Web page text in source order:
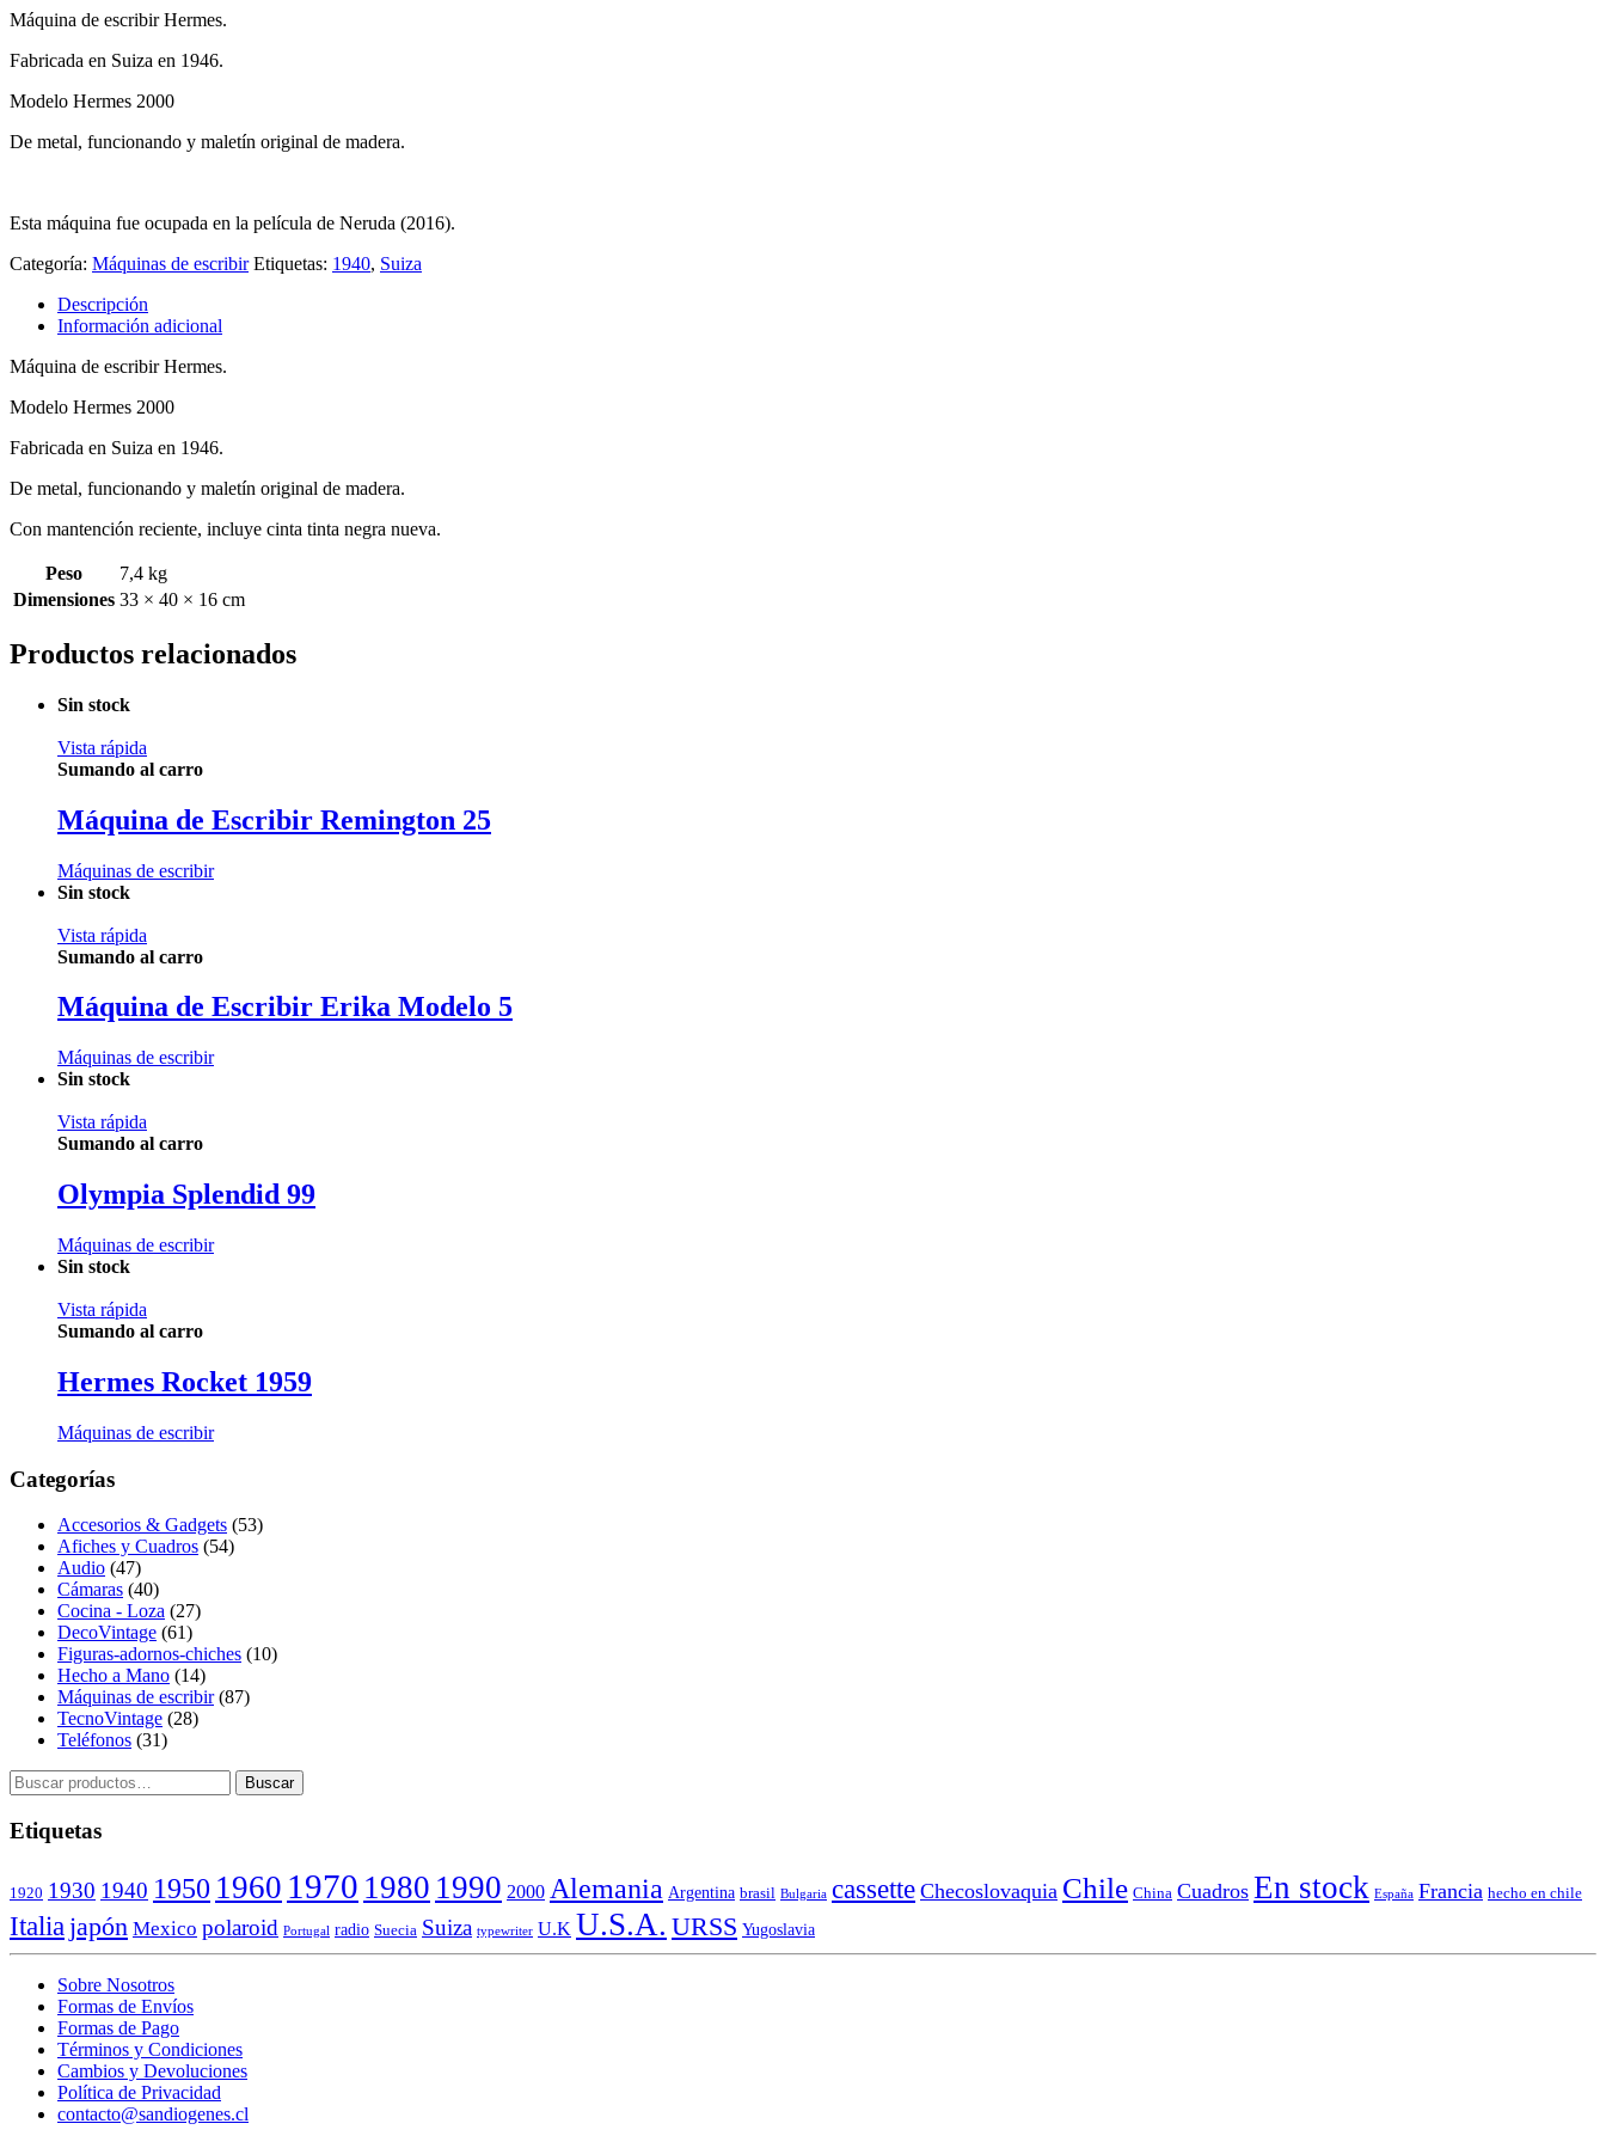
Máquina de escribir Hermes.
Fabricada en Suiza en 1946.
Modelo Hermes 2000
De metal, funcionando y maletín original de madera.
Esta máquina fue ocupada en la película de Neruda (2016).
Categoría: Máquinas de escribir Etiquetas: 1940, Suiza
Descripción
Información adicional
Máquina de escribir Hermes.
Modelo Hermes 2000
Fabricada en Suiza en 1946.
De metal, funcionando y maletín original de madera.
Con mantención reciente, incluye cinta tinta negra nueva.
Peso
7,4 kg
Dimensiones 33 × 40 × 16 cm
Productos relacionados
Sin stock
Vista rápida
Sumando al carro
Máquina de Escribir Remington 25
Máquinas de escribir
Sin stock
Vista rápida
Sumando al carro
Máquina de Escribir Erika Modelo 5
Máquinas de escribir
Sin stock
Vista rápida
Sumando al carro
Olympia Splendid 99
Máquinas de escribir
Sin stock
Vista rápida
Sumando al carro
Hermes Rocket 1959
Máquinas de escribir
Categorías
Accesorios & Gadgets (53)
Afiches y Cuadros (54)
Audio (47)
Cámaras (40)
Cocina - Loza (27)
DecoVintage (61)
Figuras-adornos-chiches (10)
Hecho a Mano (14)
Máquinas de escribir (87)
TecnoVintage (28)
Teléfonos (31)
Buscar
por:
Buscar
Etiquetas
1920 1930 1940 1950 1960 1970 1980 1990 2000 Alemania Argentina brasil Bulgaria cassette Checoslovaquia Chile China Cuadros En stock España Francia hecho en chile
Italia japón Mexico polaroid Portugal radio Suecia Suiza typewriter U.K U.S.A. URSS Yugoslavia
Sobre Nosotros
Formas de Envíos
Formas de Pago
Términos y Condiciones
Cambios y Devoluciones
Política de Privacidad
contacto@sandiogenes.cl